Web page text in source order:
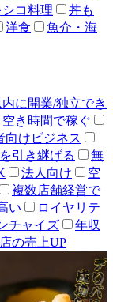
シコ料理
丼も
洋食
魚介・海
に開業/独立でき
空き時間で稼ぐ
向けビジネス
引き継げる
無
法人向け
空
複数店舗経営で
い
ロイヤリテ
チャイズ
年収
の売上UP